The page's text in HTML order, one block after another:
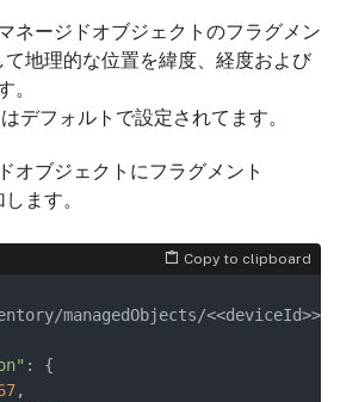
ネージドオブジェクトのフラグメン
て地理的な位置を緯度、経度および
。
デフォルトで設定されてます。
オブジェクトにフラグメント
ます。
Copy to clipboard
managedObjects/<<deviceId>>
: {
,